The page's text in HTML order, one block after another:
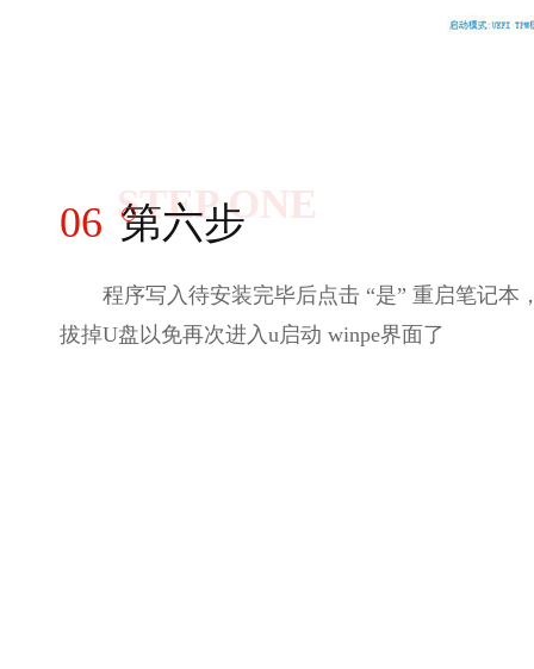
STEP ONE
06 第六步
程序写入待安装完毕后点击 “是” 重启笔记本
拔掉U盘以免再次进入u启动 winpe界面了